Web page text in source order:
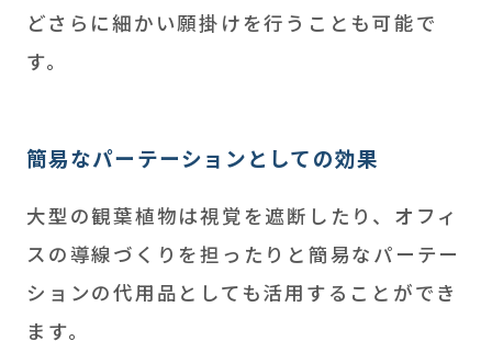
どさらに細かい願掛けを行うことも可能で
す。
簡易なパーテーションとしての効果
大型の観葉植物は視覚を遮断したり、オフィ
スの導線づくりを担ったりと簡易なパーテー
ションの代用品としても活用することができ
ます。